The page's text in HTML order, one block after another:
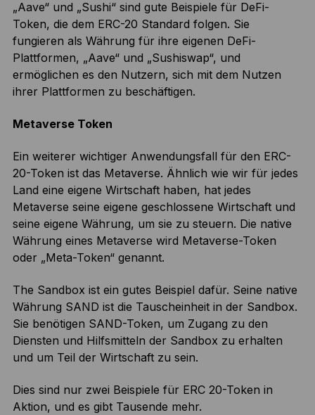
„Aave“ und „Sushi“ sind gute Beispiele für DeFi-
Token, die dem ERC-20 Standard folgen. Sie
fungieren als Währung für ihre eigenen DeFi-
Plattformen, „Aave“ und „Sushiswap“, und
ermöglichen es den Nutzern, sich mit dem Nutzen
ihrer Plattformen zu beschäftigen.
Metaverse Token
Ein weiterer wichtiger Anwendungsfall für den ERC-
20-Token ist das Metaverse. Ähnlich wie wir für jedes
Land eine eigene Wirtschaft haben, hat jedes
Metaverse seine eigene geschlossene Wirtschaft und
seine eigene Währung, um sie zu steuern. Die native
Währung eines Metaverse wird Metaverse-Token
oder „Meta-Token“ genannt.
The Sandbox ist ein gutes Beispiel dafür. Seine native
Währung SAND ist die Tauscheinheit in der Sandbox.
Sie benötigen SAND-Token, um Zugang zu den
Diensten und Hilfsmitteln der Sandbox zu erhalten
und um Teil der Wirtschaft zu sein.
Dies sind nur zwei Beispiele für ERC 20-Token in
Aktion, und es gibt Tausende mehr.